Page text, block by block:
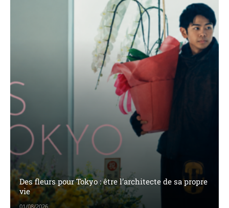
Des fleurs pour Tokyo : être l’architecte de sa propre
vie
01/08/2026